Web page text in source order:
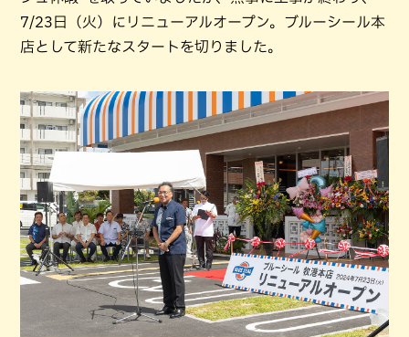
7/23日（火）にリニューアルオープン。ブルーシール本
店として新たなスタートを切りました。